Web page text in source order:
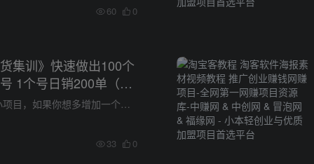
60 0
集训》快速做出100个
1个号日销200单（28
如果你正在寻找小项目，如果你想多增加一个赚钱的途径 欢迎走进本次《抖音书单带货集训营》 做任何项目，都需要一个时间沉淀的，并不是今天做了，明天马上就赚到钱，中赚网不给任何人保证你能赚...
33 0